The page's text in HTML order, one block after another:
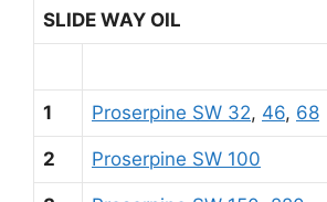
SLIDE WAY OIL
1 Proserpine SW 32, 46, 68
2 Proserpine SW 100